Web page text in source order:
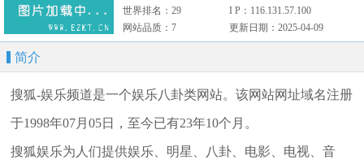
世界排名：29
I P：116.131.57.100
网站品质：7
更新日期：2025-04-09
简介
搜狐-娱乐频道是一个娱乐八卦类网站。该网站网址域名注册
于1998年07月05日，至今已有23年10个月。
搜狐娱乐为人们提供娱乐、明星、八卦、电影、电视、音